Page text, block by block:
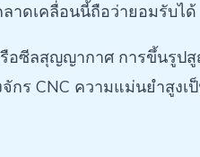
าดเคลื่อนนี้ถือว่ายอมรับได้
อซีลสุญญากาศ การขึ้นรูป
ร CNC ความแม่นยำสูงเ